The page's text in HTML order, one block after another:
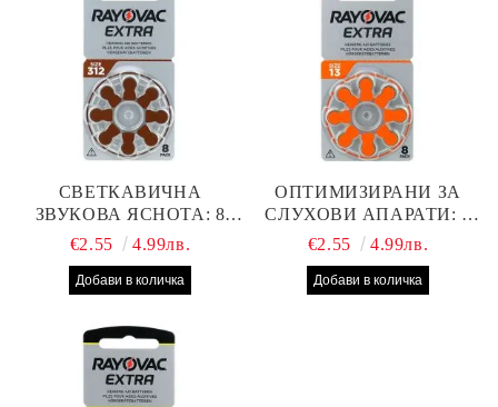
СВЕТКАВИЧНА
ЗВУКОВА ЯСНОТА: 8
БРОЯ RAYOVAC EXTRA
СЛУХОВ АПАРАТ С
€2.55 4.99лв.
ОПТИМИЗИРАНИ ЗА
СЛУХОВИ АПАРАТИ: 8
БРОЯ RAYOVAC EXTRA
ПРОИЗВОДИТЕЛНОСТ
€2.55 4.99лв.